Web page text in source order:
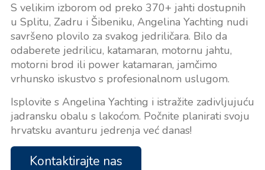
S velikim izborom od preko 370+ jahti dostupnih
u Splitu, Zadru i Šibeniku, Angelina Yachting nudi
savršeno plovilo za svakog jedriličara. Bilo da
odaberete jedrilicu, katamaran, motornu jahtu,
motorni brod ili power katamaran, jamčimo
vrhunsko iskustvo s profesionalnom uslugom.
Isplovite s Angelina Yachting i istražite zadivljujuću
jadransku obalu s lakoćom. Počnite planirati svoju
hrvatsku avanturu jedrenja već danas!
Kontaktirajte nas